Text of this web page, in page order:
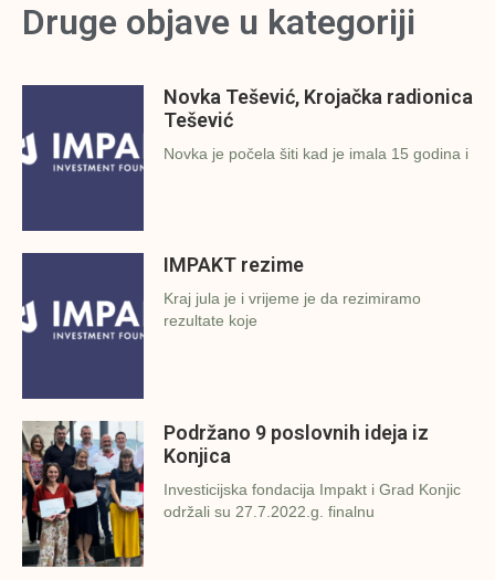
Druge objave u kategoriji
Novka Tešević, Krojačka radionica
Tešević
Novka je počela šiti kad je imala 15 godina i
IMPAKT rezime
Kraj jula je i vrijeme je da rezimiramo
rezultate koje
Podržano 9 poslovnih ideja iz
Konjica
Investicijska fondacija Impakt i Grad Konjic
održali su 27.7.2022.g. finalnu